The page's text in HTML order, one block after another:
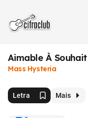
Aimable À Souhait
Mass Hysteria
Letra Mais